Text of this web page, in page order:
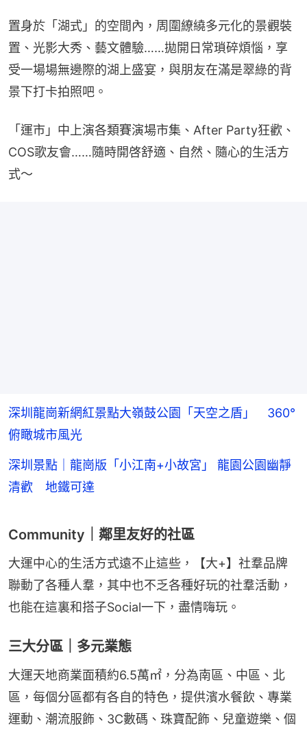
置身於「湖式」的空間內，周圍繚繞多元化的景觀裝
置、光影大秀、藝文體驗……拋開日常瑣碎煩惱，享
受一場場無邊際的湖上盛宴，與朋友在滿是翠綠的背
景下打卡拍照吧。
「運市」中上演各類賽演場市集、After Party狂歡、
COS歌友會……隨時開啓舒適、自然、隨心的生活方
式～
深圳龍崗新網紅景點大嶺鼓公園「天空之盾」 360°
俯瞰城市風光
深圳景點｜龍崗版「小江南+小故宮」 龍園公園幽靜
清歡 地鐵可達
Community｜鄰里友好的社區
大運中心的生活方式遠不止這些，【大+】社羣品牌
聯動了各種人羣，其中也不乏各種好玩的社羣活動，
也能在這裏和搭子Social一下，盡情嗨玩。
三大分區｜多元業態
大運天地商業面積約6.5萬㎡，分為南區、中區、北
區，每個分區都有各自的特色，提供濱水餐飲、專業
運動、潮流服飾、3C數碼、珠寶配飾、兒童遊樂、個